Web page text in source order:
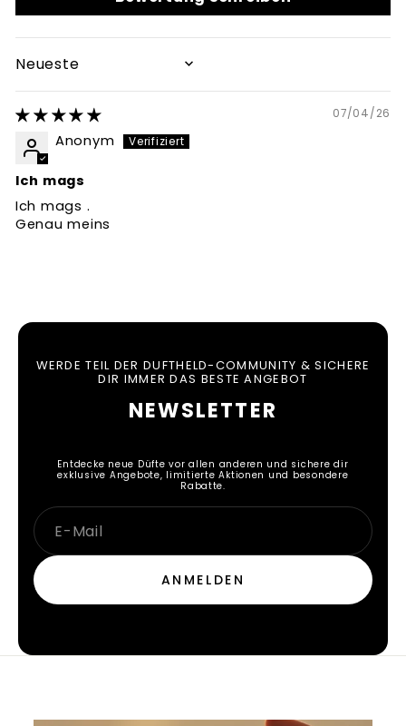
SORT BY
07/04/26
Anonym
Ich mags
Ich mags .
Genau meins
WERDE TEIL DER DUFTHELD-COMMUNITY & SICHERE
DIR IMMER DAS BESTE ANGEBOT
NEWSLETTER
Entdecke neue Düfte vor allen anderen und sichere dir
exklusive Angebote, limitierte Aktionen und besondere
Rabatte.